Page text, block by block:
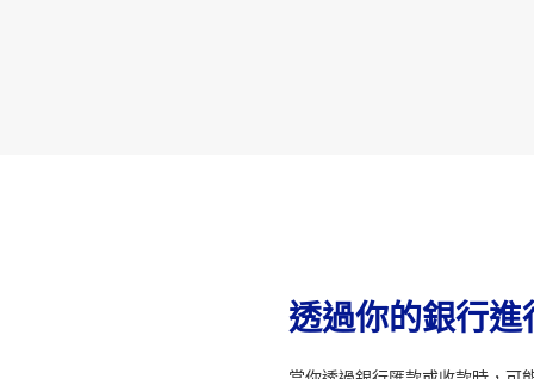
透過你的銀行